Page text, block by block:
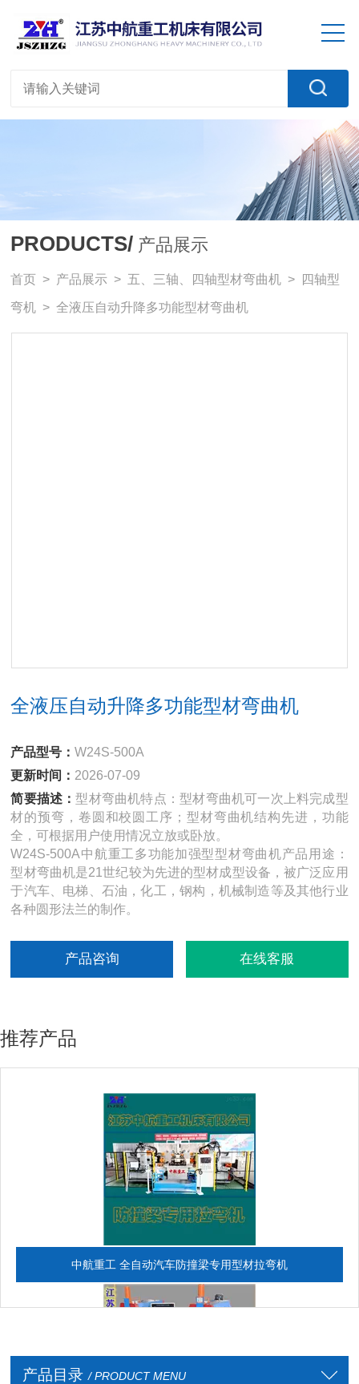
PRODUCTS/ 产品展示
首页 > 产品展示 > 五、三轴、四轴型材弯曲机 > 四轴型
弯机 > 全液压自动升降多功能型材弯曲机
全液压自动升降多功能型材弯曲机
产品型号：W24S-500A
更新时间： 2026-07-09
简要描述：型材弯曲机特点：型材弯曲机可一次上料完成型
材的预弯，卷圆和校圆工序；型材弯曲机结构先进，功能
全，可根据用户使用情况立放或卧放。
W24S-500A中航重工多功能加强型型材弯曲机产品用途：
型材弯曲机是21世纪较为先进的型材成型设备，被广泛应用
于汽车、电梯、石油，化工，钢构，机械制造等及其他行业
各种圆形法兰的制作。
产品咨询 在线客服
推荐产品
中航重工 全自动汽车防撞梁专用型材拉弯机
产品目录 / PRODUCT MENU